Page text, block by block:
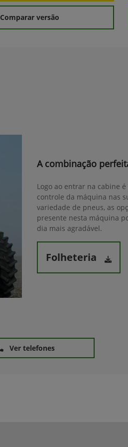
Comparar versão
A combinação
Logo ao entrar na cabine
controle da máquina nas
variedade de pneus, as
presente nesta máquina
dia mais agradável.
Folheteria
Ver telefones